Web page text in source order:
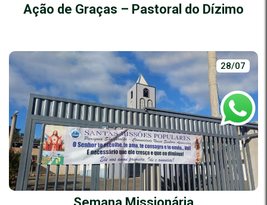
Ação de Graças – Pastoral do Dízimo
28/07